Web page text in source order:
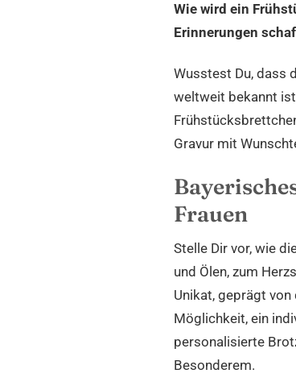
Wie wird ein
Erinnerungen
Wusstest Du, dass
weltweit bekannt
Gravur mit
Frauen
Stelle Dir vor, wie
und Ölen, zum
Unikat, geprägt
Möglichkeit, ein
personalisierte
Besonderem.